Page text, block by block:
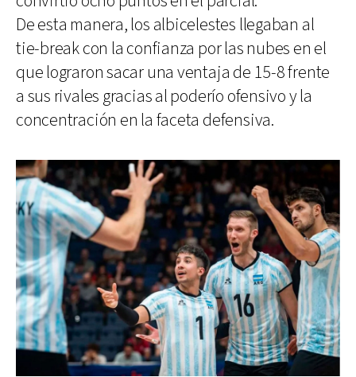
De esta manera, los albicelestes llegaban al
tie-break con la confianza por las nubes en el
que lograron sacar una ventaja de 15-8 frente
a sus rivales gracias al poderío ofensivo y la
concentración en la faceta defensiva.